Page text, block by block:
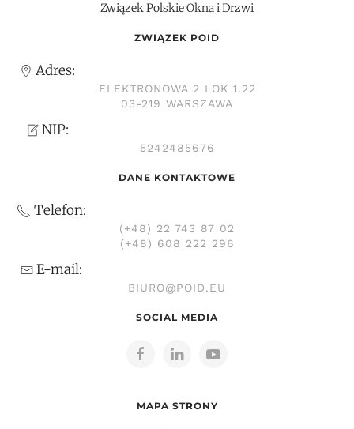
Związek Polskie Okna i Drzwi
ZWIĄZEK POID
Adres:
ELEKTRONOWA 2 LOK 1.22
03-219 WARSZAWA
NIP:
5242485676
DANE KONTAKTOWE
Telefon:
(+48) 22 743 87 02
(+48) 608 222 296
E-mail:
BIURO@POID.EU
SOCIAL MEDIA
MAPA STRONY